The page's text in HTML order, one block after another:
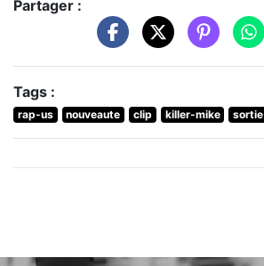
Partager :
Tags :
rap-us nouveaute clip killer-mike sortie